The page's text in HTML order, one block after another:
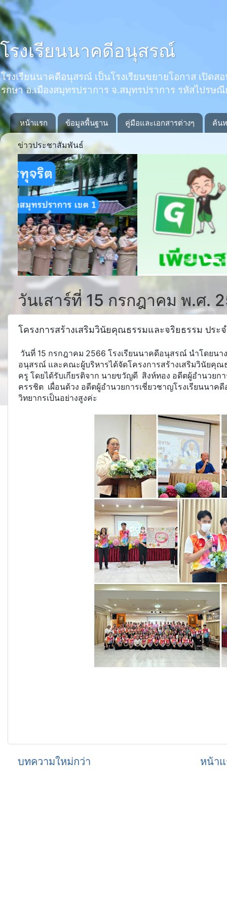
โรงเรียนนาคดีอนุสรณ์
โรงเรียนนาคดีอนุสรณ์ เป็นโรงเรียนขยายโอกาส เปิ
รกษา อ.เมืองสมุทรปราการ จ.สมุทรปราการ รหัสไปรษ
หน้าแรก ข้อมูลพื้นฐาน คู่มือและเอกสารต่างๆ ค้น
ข่าวประชาสัมพันธ์
Previous
วันเสาร์ที่ 15 กรกฎาคม พ.ศ.
โครงการสร้างเสริมวินัยคุณธรรมและจริยธรรม ประ
วันที่ 15 กรกฎาคม 2566 โรงเรียนนาคดีอนุสรณ์ นำโดยน
อนุสรณ์ และคณะผู้บริหารได้จัดโครงการสร้างเสริมวินัยคุณ
ครู โดยได้รับเกียรติจาก นายขวัญดี สิงห์ทอง อดีตผู้อำนวย
ครรชิต เผื่อนด้วง อดีตผู้อำนวยการเชี่ยวชาญโรงเรียนนา
วิทยากรเป็นอย่างสูงค่ะ
บทความใหม่กว่า หน้า